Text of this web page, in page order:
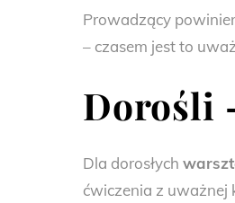
Prowadzący
– czasem jest to
Dorośli
Dla dorosłych
ćwiczenia z uważnej